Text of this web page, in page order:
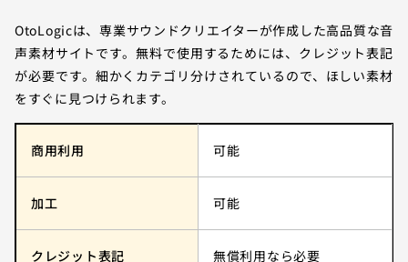
OtoLogicは、専業サウンドクリエイターが作成した高品質な音
声素材サイトです。無料で使用するためには、クレジット表記
が必要です。細かくカテゴリ分けされているので、ほしい素材
をすぐに見つけられます。
商用利用 可能
加工 可能
クレジット表記 無償利用なら必要